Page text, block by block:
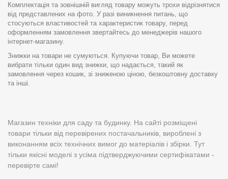
Комплектація та зовнішній вигляд товару можуть трохи відрізнятися
від представлених на фото. У разі виникнення питань, що
стосуються властивостей та характеристик товару, перед
оформленням замовлення звертайтесь до менеджерів нашого
інтернет-магазину.
Знижки на товари не сумуються. Купуючи товар, Ви можете
вибрати тільки один вид знижки, що надається, такий як
замовлення через кошик, зі зниженою ціною, безкоштовну доставку
та інші.
Магазин техніки для саду та будинку. На сайті розміщені
товари тільки від перевірених постачальників, вироблені з
виконанням всіх технічних вимог до матеріалів і збірки. Тут
тільки якісні моделі з усіма підтверджуючими сертифікатами -
перевірте самі!